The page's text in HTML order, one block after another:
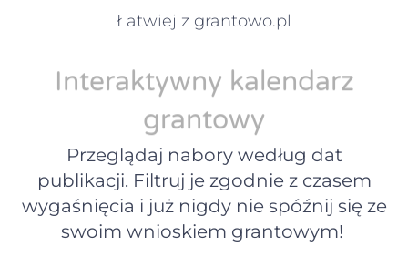
Łatwiej z grantowo.pl
Interaktywny kalendarz
grantowy
Przeglądaj nabory według dat
publikacji. Filtruj je zgodnie z czasem
wygaśnięcia i już nigdy nie spóźnij się ze
swoim wnioskiem grantowym!